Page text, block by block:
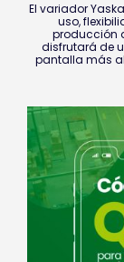
El variador
uso,
producción
disfrutará de
pantalla más